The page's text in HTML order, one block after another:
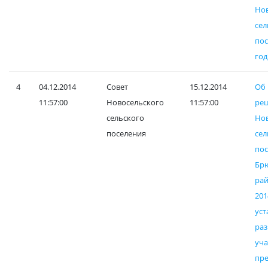
4
04.12.2014
11:57:00
Совет
Новосельского
сельского
поселения
15.12.2014
11:57:00